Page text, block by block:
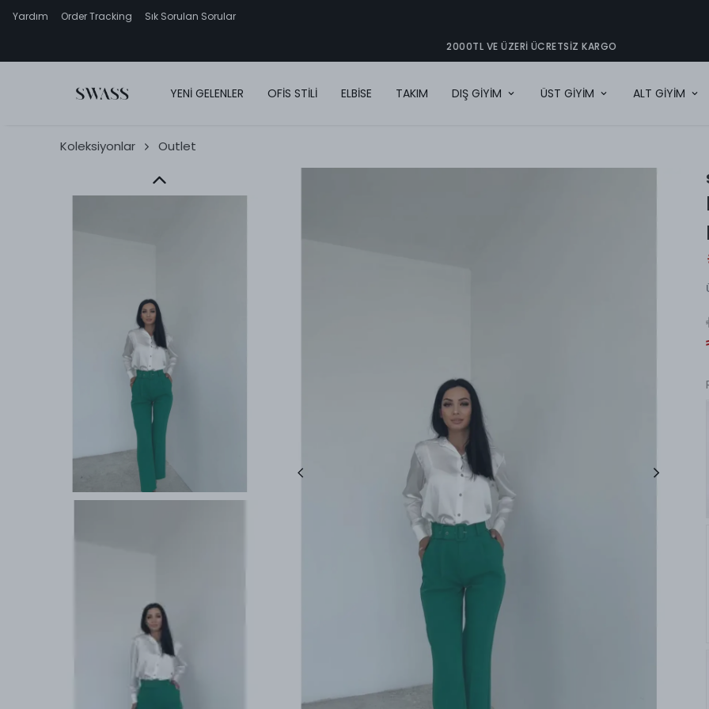
Yardım Order Tracking Sık Sorulan Sorular
2000TL VE ÜZERI ÜCRETSIZ KARGO
YENİ GELENLER OFİS STİLİ ELBİSE TAKIM DIŞ GİYİM ÜST GİYİM ALT GİYİM
Koleksiyonlar Outlet